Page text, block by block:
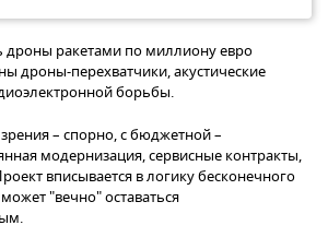
дроны ракетами по миллиону евро
дроны-перехватчики, акустические
борьбы.
– спорно, с бюджетной –
модернизация, сервисные контракты,
вписывается в логику бесконечного
"вечно" оставаться